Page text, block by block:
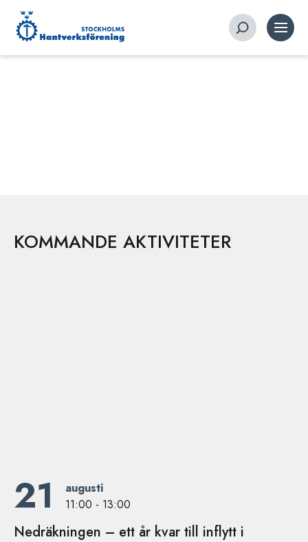
KOMMANDE AKTIVITETER
21
augusti
11:00 - 13:00
Nedräkningen – ett år kvar till inflytt i